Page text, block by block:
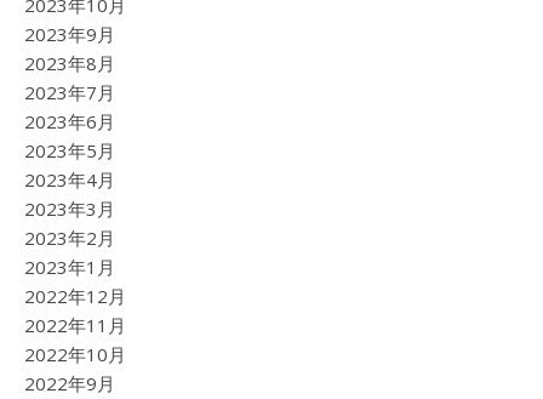
2023年10月
2023年9月
2023年8月
2023年7月
2023年6月
2023年5月
2023年4月
2023年3月
2023年2月
2023年1月
2022年12月
2022年11月
2022年10月
2022年9月